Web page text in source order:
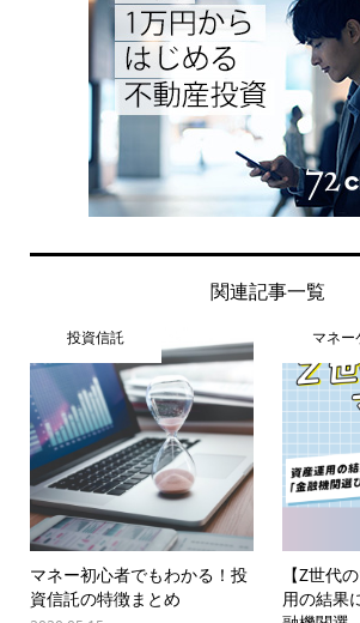
関連記事一覧
投資信託
マネー初心者でもわかる！投
資信託の特徴まとめ
マネー
【Z世代
用の結果